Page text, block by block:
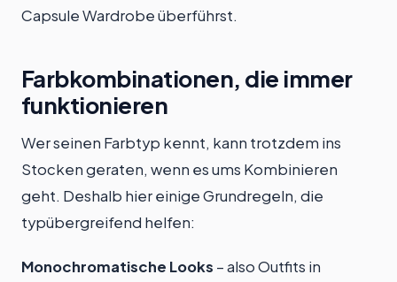
Capsule Wardrobe überführst.
Farbkombinationen, die immer
funktionieren
Wer seinen Farbtyp kennt, kann trotzdem ins
Stocken geraten, wenn es ums Kombinieren
geht. Deshalb hier einige Grundregeln, die
typübergreifend helfen:
Monochromatische Looks – also Outfits in